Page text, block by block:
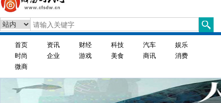
首页 资讯 财经 科技 汽车
娱乐
时尚
企业 游戏 美食 商讯
消费
微商